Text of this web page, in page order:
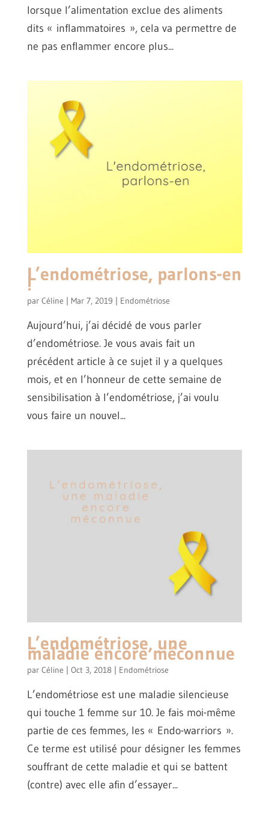
lorsque l’alimentation exclue des aliments
dits « inflammatoires », cela va permettre de
ne pas enflammer encore plus...
L’endométriose, parlons-en
!
par Céline | Mar 7, 2019 | Endométriose
Aujourd’hui, j’ai décidé de vous parler
d’endométriose. Je vous avais fait un
précédent article à ce sujet il y a quelques
mois, et en l’honneur de cette semaine de
sensibilisation à l’endométriose, j’ai voulu
vous faire un nouvel...
L’endométriose, une
maladie encore méconnue
par Céline | Oct 3, 2018| Endométriose
L’endométriose est une maladie silencieuse
qui touche 1 femme sur 10. Je fais moi-même
partie de ces femmes, les « Endo-warriors ».
Ce terme est utilisé pour désigner les femmes
souffrant de cette maladie et qui se battent
(contre) avec elle afin d’essayer...